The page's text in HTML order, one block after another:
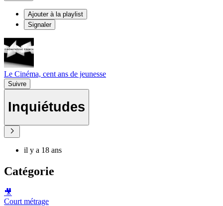
Ajouter à la playlist
Signaler
Le Cinéma, cent ans de jeunesse
Suivre
Inquiétudes
il y a 18 ans
Catégorie
🎥
Court métrage